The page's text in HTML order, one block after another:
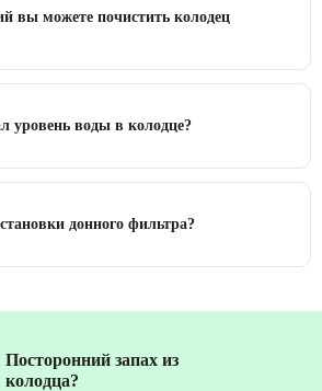
вы можете почистить колодец
уровень воды в колодце?
донного фильтра?
Посторонний запах из
колодца?